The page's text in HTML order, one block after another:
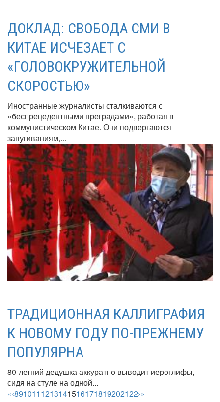
ДОКЛАД: СВОБОДА СМИ В
КИТАЕ ИСЧЕЗАЕТ С
«ГОЛОВОКРУЖИТЕЛЬНОЙ
СКОРОСТЬЮ»
Иностранные журналисты сталкиваются с
«беспрецедентными преградами», работая в
коммунистическом Китае. Они подвергаются
запугиваниям,...
ТРАДИЦИОННАЯ КАЛЛИГРАФИЯ
К НОВОМУ ГОДУ ПО-ПРЕЖНЕМУ
ПОПУЛЯРНА
80-летний дедушка аккуратно выводит иероглифы,
сидя на стуле на одной...
«‹8910111213141516171819202122›»